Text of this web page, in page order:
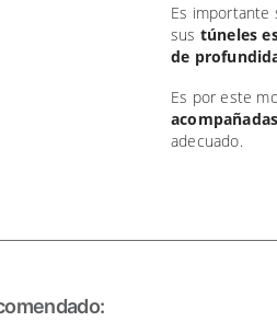
Es importante
sus túneles
de
Es por este
adecuado.